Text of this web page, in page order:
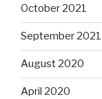
October 2021
September 2021
August 2020
April 2020